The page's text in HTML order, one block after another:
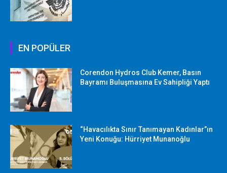
EN POPÜLER
Corendon Hydros Club Kemer, Basın
Bayramı Buluşmasına Ev Sahipliği Yaptı
“Havacılıkta Sınır Tanımayan Kadınlar”ın
Yeni Konuğu: Hürriyet Munanoğlu